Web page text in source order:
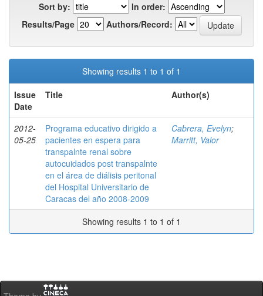
Sort by:
In order:
Results/Page
Authors/Record:
Showing results 1 to 1 of 1
Issue
Date
Title Author(s)
2012-
05-25
Programa educativo dirigido a
pacientes en espera para
transpalnte renal sobre
autocuidados post transpalnte
en el área de diálisis peritonal
del Hospital Universitario de
Caracas del año 2008-2009
Cabrera, Evelyn;
Marritt, Valor
Showing results 1 to 1 of 1